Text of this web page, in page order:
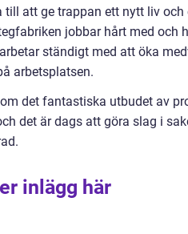
att ge trappan ett nytt liv
jobbar hårt med och
ständigt med att öka
arbetsplatsen.
det fantastiska utbudet av
det är dags att göra slag i
inlägg här